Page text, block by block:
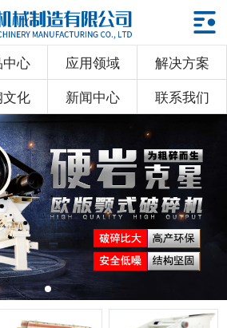
产品中心
应用领域
解决方案
服务中心
千钢文化
心 应用领域
解决方案
化 新闻中心 联系我们